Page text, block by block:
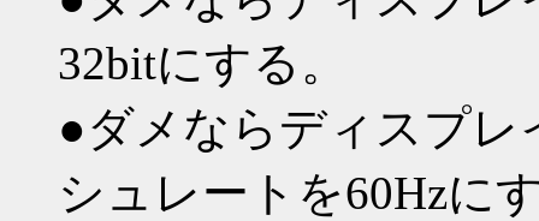
32bitにする。
●ダメならディスプ
シュレートを60Hzに